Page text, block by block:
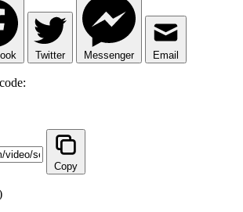
Twitter Messenger Email
Copy